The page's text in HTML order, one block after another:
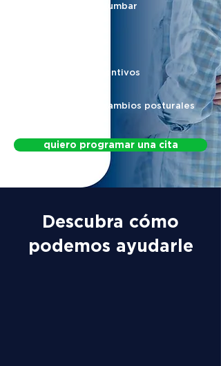
Hernia de disco lumbar
Protocolos preventivos
Protocolo para cambios posturales
quiero programar una cita
Descubra cómo
podemos ayudarle